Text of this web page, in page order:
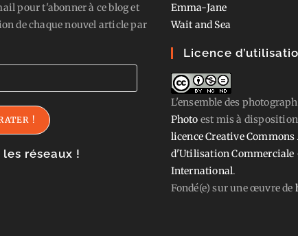
pour t'abonner à ce blog et
de chaque nouvel article par
!
réseaux !
Emma-Jane
Wait and Sea
Licence
L'ensemble des
Photo est mis à disposition
licence Creative
d'Utilisation Commerciale
International.
Fondé(e) sur une œuvre de